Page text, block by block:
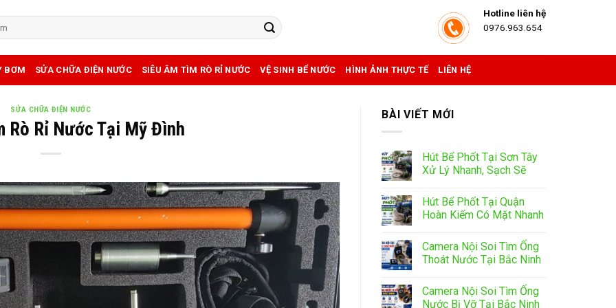
Hotline liên hệ
0976.963.654
BƠM SỬA CHỮA ĐIỆN NƯỚC SIÊU ÂM TÌM RÒ RỈ NƯỚC VỆ SINH BỂ NƯỚC HÌNH ẢNH THỰC TẾ LIÊN HỆ
SỬA CHỮA ĐIỆN NƯỚC
Rò Rỉ Nước Tại Mỹ Đình
BÀI VIẾT MỚI
Hút Bể Phốt Tại Sơn Tây
Xử Lý Nhanh, Sạch Sẽ
Hút Bể Phốt Tại Quận
Hoàn Kiếm Có Mặt Nhanh
Camera Nội Soi Tìm Ống
Thoát Nước Tại Bắc Ninh
Camera Nội Soi Tìm Ống
Nước Bị Vỡ Tại Bắc Ninh